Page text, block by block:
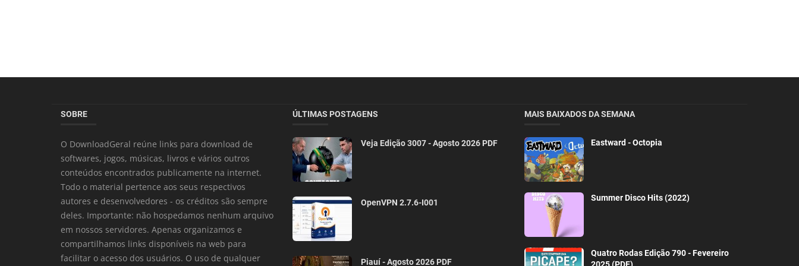
SOBRE
O DownloadGeral reúne links para download de
softwares, jogos, músicas, livros e vários outros
conteúdos encontrados publicamente na internet.
Todo o material pertence aos seus respectivos
autores e desenvolvedores - os créditos são sempre
deles. Importante: não hospedamos nenhum arquivo
em nossos servidores. Apenas organizamos e
compartilhamos links disponíveis na web para
facilitar o acesso dos usuários. O uso de qualquer
ÚLTIMAS POSTAGENS
Veja Edição 3007 - Agosto 2026 PDF
OpenVPN 2.7.6-I001
Piauí - Agosto 2026 PDF
MAIS BAIXADOS DA SEMANA
Eastward - Octopia
Summer Disco Hits (2022)
Quatro Rodas Edição 790 - Fevereiro